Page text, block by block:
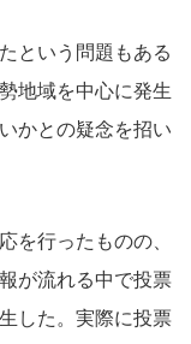
という問題もある
地域を中心に発生
かとの疑念を招い
を行ったものの、
が流れる中で投票
した。実際に投票